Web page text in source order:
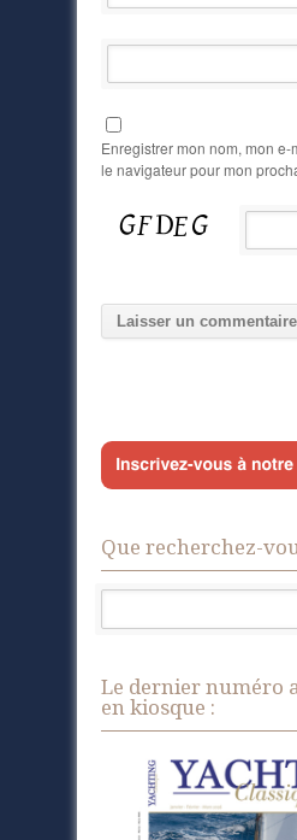
Enregistrer mon nom, mon
le navigateur pour mon
Que recherchez-
Le dernier numéro
en kiosque :